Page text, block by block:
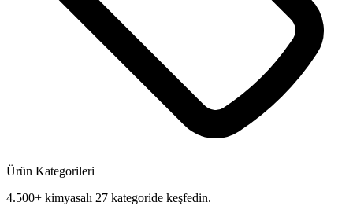
Ürün Kategorileri
4.500+ kimyasalı 27 kategoride keşfedin.